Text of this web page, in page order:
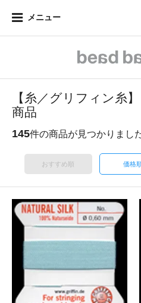
メニュー
【糸／グリフィン糸
商品
145件の商品が見つかりまし
おすすめ順 価格